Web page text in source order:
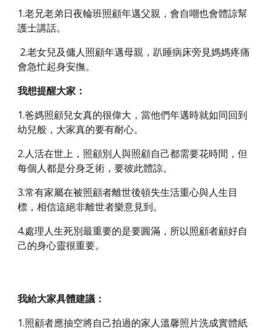
1.老兄老弟日夜輪班照顧年邁父親，會自嘲也會體諒幫
護士講話。
會急忙起身安撫。
我想提醒大家：
1.爸媽照顧兒女真的很偉大，當他們年邁時就如同回到
幼兒般，大家真的要有耐心。
2.人活在世上，照顧別人與照顧自己都需要花時間，但
每個人都是分身乏術，要彼此體諒。
3.常有家屬在被照顧者離世後頓失生活重心與人生目
標，相信這絕非離世者樂意見到。
4.處理人生死別最重要的是要圓滿，所以照顧者顧好自
己的身心靈很重要。
我給大家具體建議：
1.照顧者應抽空將自己拍過的家人溫馨照片洗成實體紙